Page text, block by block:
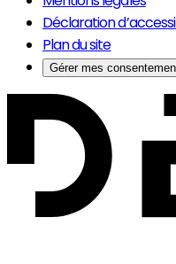
Déclaration
Plan du site
Gérer mes